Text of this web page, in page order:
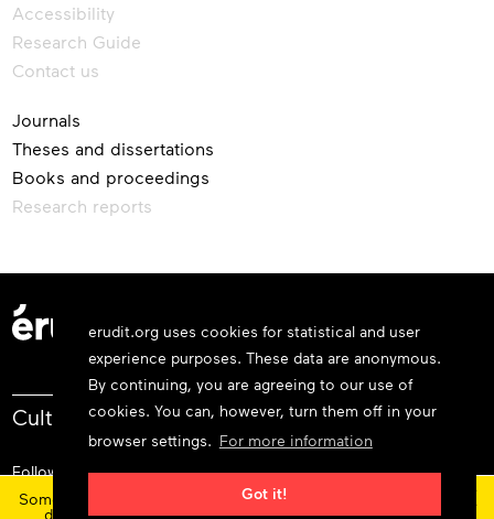
erudit.org uses cookies for statistical and user
experience purposes. These data are anonymous.
By continuing, you are agreeing to our use of
cookies. You can, however, turn them off in your
browser settings. For more information
Got it!
Some features and content are currently unavailable today
due to maintenance at our service provider.Status ×
Accessibility
Research Guide
Contact us
Journals
Theses and dissertations
Books and proceedings
Research reports
Cultivate your knowledge.
Follow us